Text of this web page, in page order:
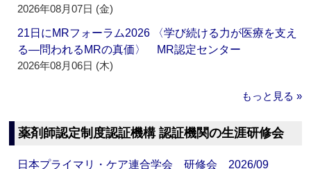
2026年08月07日 (金)
21日にMRフォーラム2026 〈学び続ける力が医療を支え
る―問われるMRの真価〉 MR認定センター
2026年08月06日 (木)
もっと見る »
薬剤師認定制度認証機構 認証機関の生涯研修会
日本プライマリ・ケア連合学会 研修会 2026/09